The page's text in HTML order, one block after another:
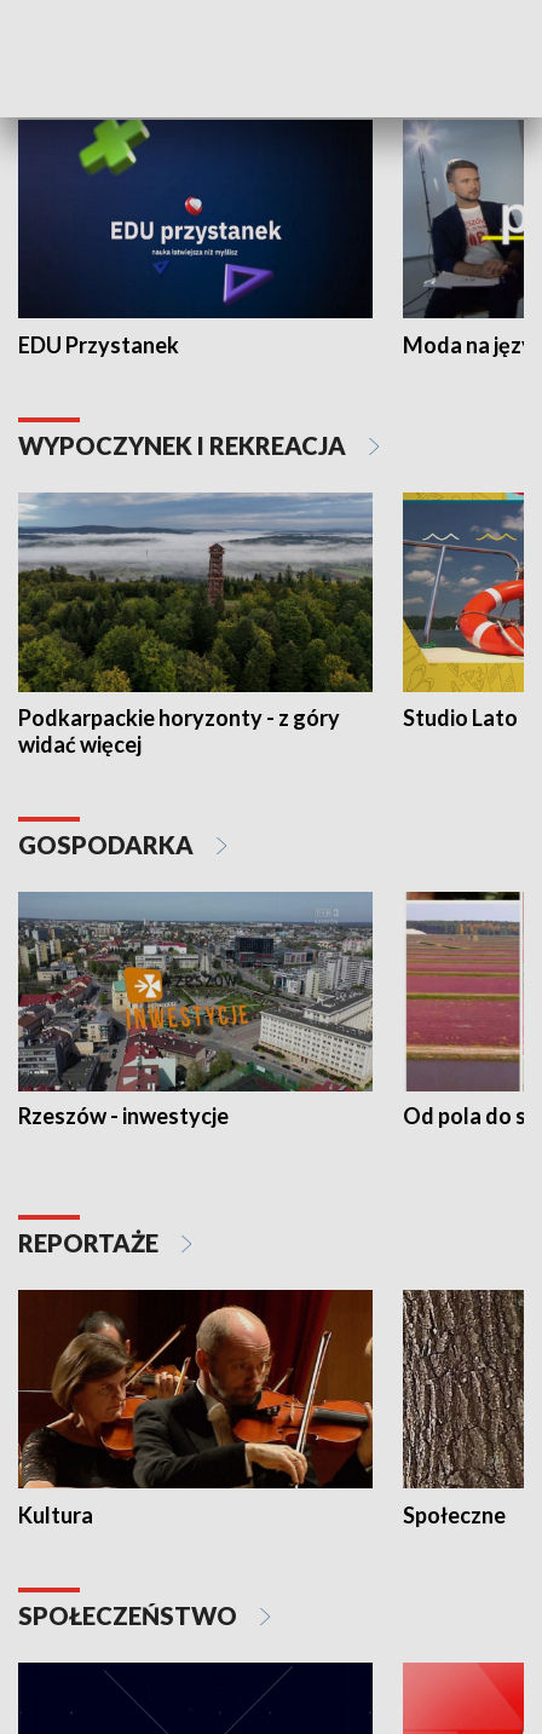
EDU Przystanek Moda na
WYPOCZYNEK I REKREACJA
Podkarpackie horyzonty - z góry
widać więcej
Studio Lato
GOSPODARKA
Rzeszów - inwestycje Od pola do
REPORTAŻE
Kultura Społeczne
SPOŁECZEŃSTWO